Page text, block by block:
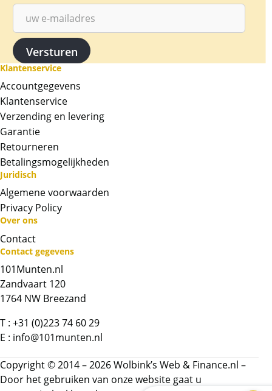
Chat met ons
Whatsapp ons!
Bel ons
Contactformulier
Klantenservice
Accountgegevens
Klantenservice
Verzending en levering
Garantie
Retourneren
Betalingsmogelijkheden
Juridisch
Algemene voorwaarden
Privacy Policy
Over ons
Contact
Contact gegevens
101Munten.nl
Zandvaart 120
1764 NW Breezand
T : +31 (0)223 74 60 29
E : info@101munten.nl
Copyright © 2014 – 2026 Wolbink’s Web & Finance.nl –
Door het gebruiken van onze website gaat u